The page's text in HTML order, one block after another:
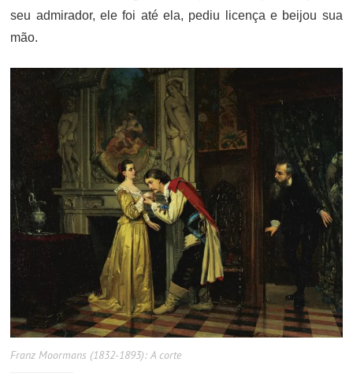
seu admirador, ele foi até ela, pediu licença e beijou sua
mão.
Franz Moormans (1832-1893): A corte